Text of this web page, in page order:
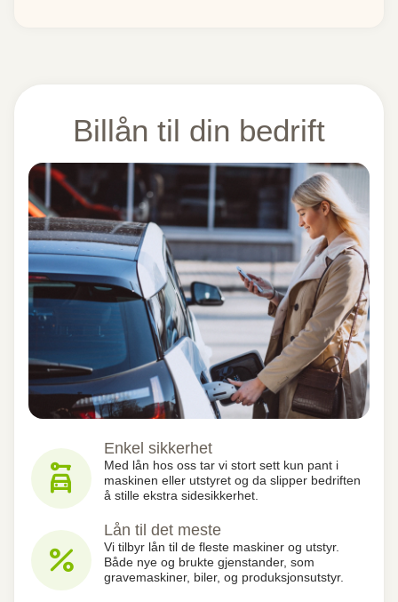
Billån til din bedrift
car_rental
Enkel sikkerhet
Med lån hos oss tar vi stort sett kun pant i
maskinen eller utstyret og da slipper bedriften
å stille ekstra sidesikkerhet.
percent
Lån til det meste
Vi tilbyr lån til de fleste maskiner og utstyr.
Både nye og brukte gjenstander, som
gravemaskiner, biler, og produksjonsutstyr.